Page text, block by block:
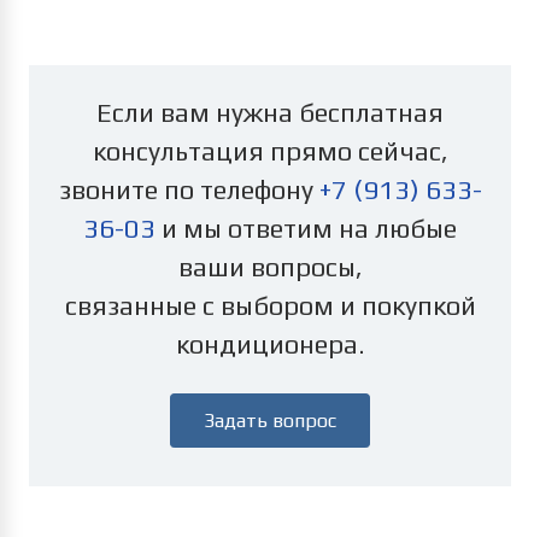
Если вам нужна бесплатная
консультация прямо сейчас,
звоните по телефону +7 (913) 633-
36-03 и мы ответим на любые
ваши вопросы,
связанные с выбором и покупкой
кондиционера.
Задать вопрос